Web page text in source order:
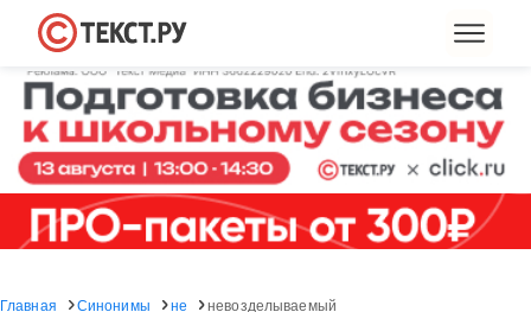
Главная Синонимы не невозделываемый